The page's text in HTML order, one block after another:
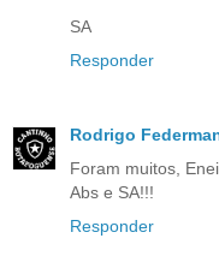
SA
Responder
Rodrigo
Foram muitos,
Abs e SA!!!
Responder